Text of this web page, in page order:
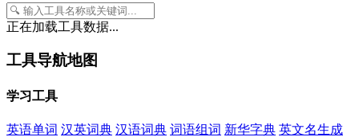
正在加载工具数据...
工具导航地图
学习工具
英语单词 汉英词典 汉语词典 词语组词 新华字典 英文名生成